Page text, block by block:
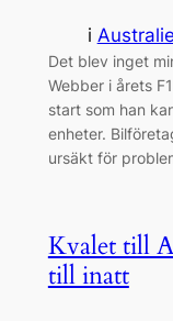
i
Det blev inget
Webber i årets
start som han
enheter.
ursäkt för
Kvalet till
till inatt